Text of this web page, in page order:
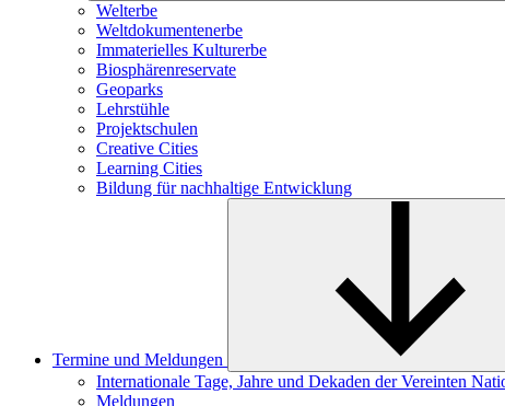
Welterbe
Weltdokumentenerbe
Immaterielles Kulturerbe
Biosphärenreservate
Geoparks
Lehrstühle
Projektschulen
Creative Cities
Learning Cities
Bildung für nachhaltige Entwicklung
Termine und Meldungen
Internationale Tage, Jahre und Dekaden der Vereinten
Meldungen